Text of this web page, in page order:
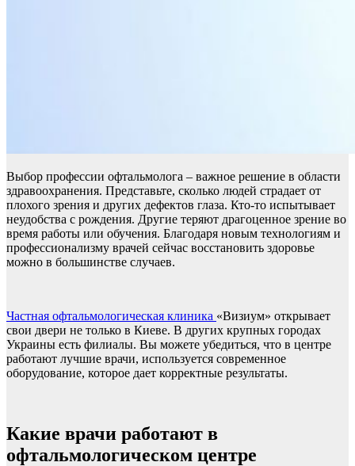
Выбор профессии офтальмолога – важное решение в области
здравоохранения. Представьте, сколько людей страдает от
плохого зрения и других дефектов глаза. Кто-то испытывает
неудобства с рождения. Другие теряют драгоценное зрение во
время работы или обучения. Благодаря новым технологиям и
профессионализму врачей сейчас восстановить здоровье
можно в большинстве случаев.
Частная офтальмологическая клиника «Визиум» открывает
свои двери не только в Киеве. В других крупных городах
Украины есть филиалы. Вы можете убедиться, что в центре
работают лучшие врачи, используется современное
оборудование, которое дает корректные результаты.
Какие врачи работают в
офтальмологическом центре